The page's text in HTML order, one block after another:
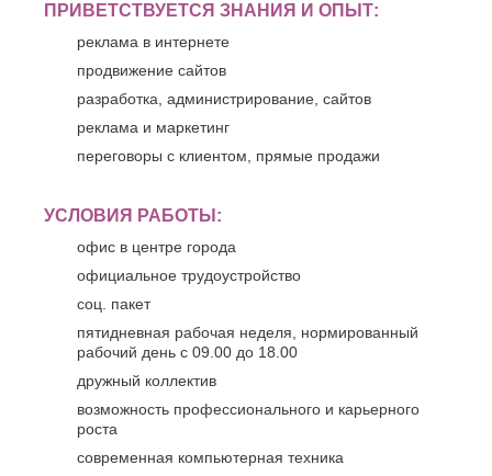
ПРИВЕТСТВУЕТСЯ ЗНАНИЯ И ОПЫТ:
реклама в интернете
продвижение сайтов
разработка, администрирование, сайтов
реклама и маркетинг
переговоры с клиентом, прямые продажи
УСЛОВИЯ РАБОТЫ:
офис в центре города
официальное трудоустройство
соц. пакет
пятидневная рабочая неделя, нормированный
рабочий день с 09.00 до 18.00
дружный коллектив
возможность профессионального и карьерного
роста
современная компьютерная техника